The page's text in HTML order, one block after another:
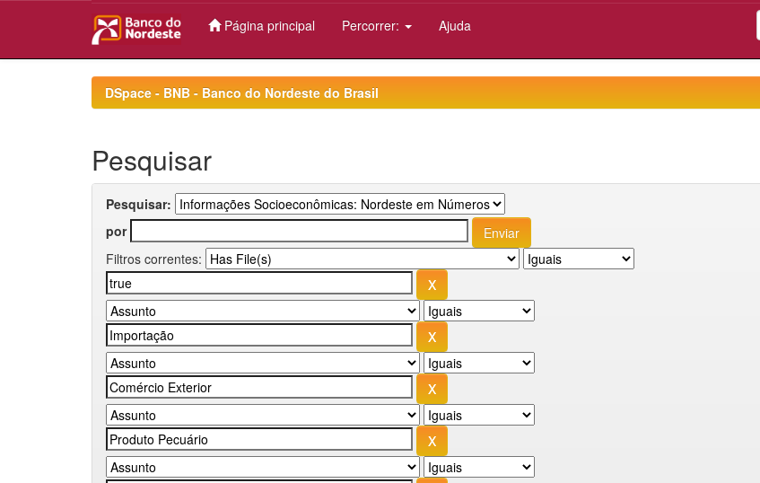
Página principal Percorrer: Ajuda
DSpace - BNB - Banco do Nordeste do Brasil
Pesquisar
Pesquisar:
por
Filtros correntes: